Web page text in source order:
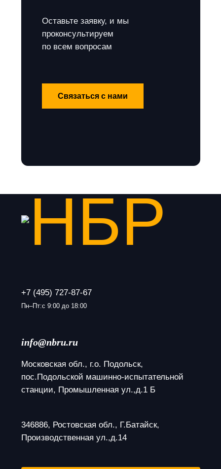
Оставьте заявку, и мы
проконсультируем
по всем вопросам
Связаться с нами
+7 (495) 727-87-67
Пн–Пт:с 9:00 до 18:00
info@nbru.ru
Московская обл., г.о. Подольск,
пос.Подольской машинно-испытательной
станции, Промышленная ул.,д.1 Б
346886, Ростовская обл., Г.Батайск,
Производственная ул.,д.14